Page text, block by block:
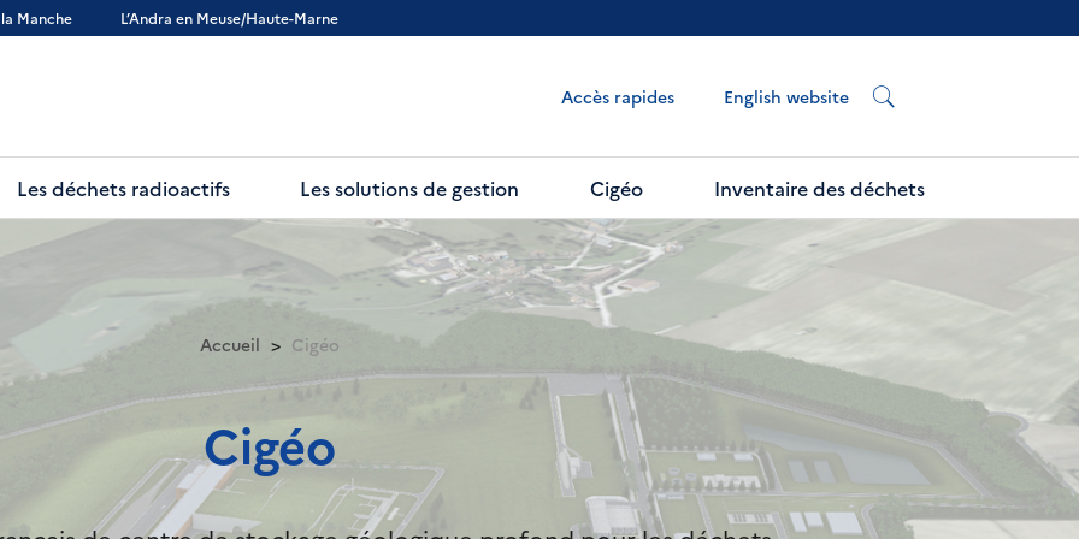
Manche L’Andra en Meuse/Haute-Marne
Accès rapides English website
Les déchets radioactifs Les solutions de gestion Cigéo Inventaire des déchets
Accueil Cigéo
Cigéo